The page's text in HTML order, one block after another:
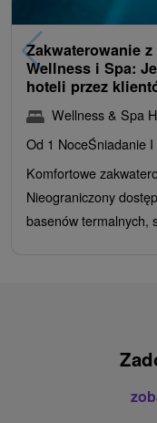
Zakwaterowanie
Wellness i Spa:
hoteli przez
Wellness & Spa
Od 1 NoceŚniadanie
Komfortowe
Nieograniczony
basenów termalnych,